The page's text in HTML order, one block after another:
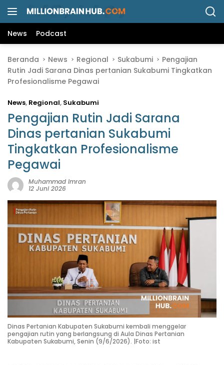
News Podcast
Beranda News Regional Sukabumi
Pengajian
Rutin Jadi Sarana Dinas pertanian Sukabumi Tingkatkan
Profesionalisme Pegawai
News, Regional, Sukabumi
Pengajian Rutin Jadi Sarana
Dinas pertanian Sukabumi
Tingkatkan Profesionalisme
Pegawai
Muhammad Imran
12 Juni 2026
Dinas Pertanian Kabupaten Sukabumi kembali menggelar
pengajian rutin yang berlangsung di Aula Dinas Pertanian
Kabupaten Sukabumi, Senin (9/6/2026). |Foto: ist